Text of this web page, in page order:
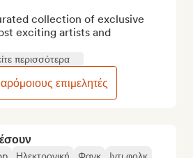
collection of exclusive
exciting artists and
περισσότερα
επιμελητές